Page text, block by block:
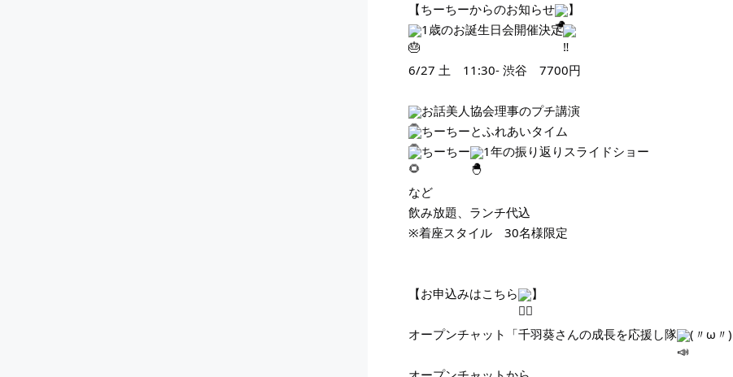
【ちーちーからのお知らせ
】
1歳のお誕生日会開催決定
6/27 土 11:30- 渋谷 7700円
お話美人協会理事のプチ講演
ちーちーとふれあいタイム
ちーちー
1年の振り返りスライドショー
など
飲み放題、ランチ代込
※着座スタイル 30名様限定
【お申込みはこちら 】
オープンチャット「千羽葵さんの成長を応援し隊 (〃ω〃